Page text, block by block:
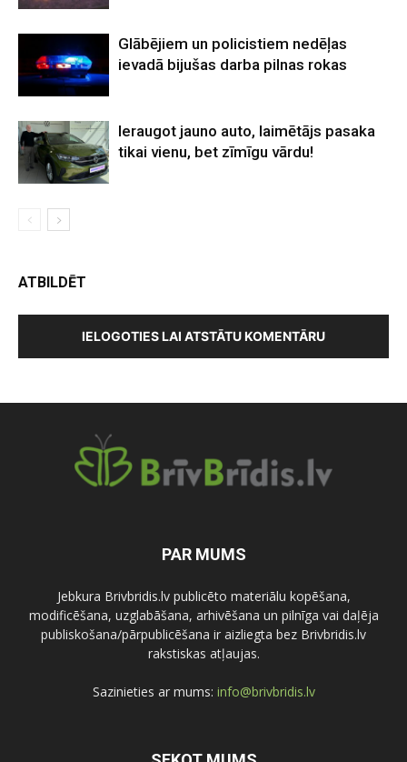
Glābējiem un policistiem nedēļas
ievadā bijušas darba pilnas rokas
Ieraugot jauno auto, laimētājs pasaka
tikai vienu, bet zīmīgu vārdu!
ATBILDĒT
IELOGOTIES LAI ATSTĀTU KOMENTĀRU
PAR MUMS
Jebkura Brivbridis.lv publicēto materiālu kopēšana,
modificēšana, uzglabāšana, arhivēšana un pilnīga vai daļēja
publiskošana/pārpublicēšana ir aizliegta bez Brivbridis.lv
rakstiskas atļaujas.
Sazinieties ar mums: info@brivbridis.lv